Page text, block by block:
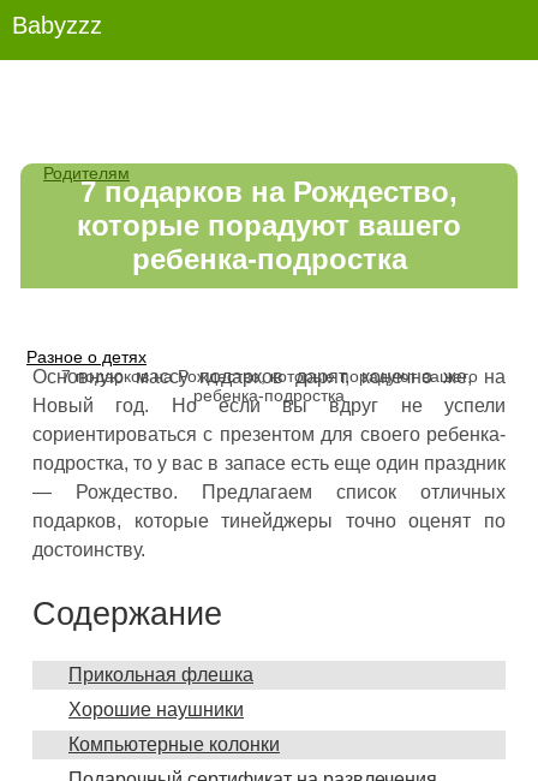
Babyzzz
Родителям
Разное о детях
7 подарков на Рождество, которые порадуют вашего
ребенка-подростка
7 подарков на Рождество,
которые порадуют вашего
ребенка-подростка
Основную массу подарков дарят, конечно же, на
Новый год. Но если вы вдруг не успели
сориентироваться с презентом для своего ребенка-
подростка, то у вас в запасе есть еще один праздник
— Рождество. Предлагаем список отличных
подарков, которые тинейджеры точно оценят по
достоинству.
Содержание
Прикольная флешка
Хорошие наушники
Компьютерные колонки